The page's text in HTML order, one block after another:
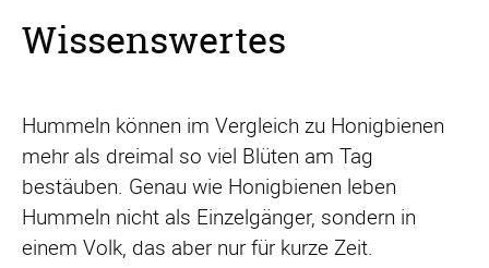
Wissenswertes
Hummeln können im Vergleich zu Honigbienen
mehr als dreimal so viel Blüten am Tag
bestäuben. Genau wie Honigbienen leben
Hummeln nicht als Einzelgänger, sondern in
einem Volk, das aber nur für kurze Zeit.